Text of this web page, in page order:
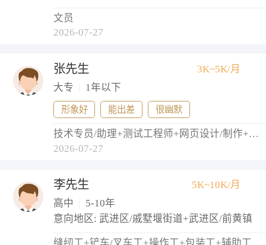
文员
2026-07-27
张先生
3K~5K/月
大专
1年以下
形象好 能出差 很幽默
技术专员/助理+测试工程师+网页设计/制作+网络管理员+实施工程师
2026-07-27
李先生
5K~10K/月
高中
5-10年
意向地区: 武进区/戚墅堰街道+武进区/前黄镇